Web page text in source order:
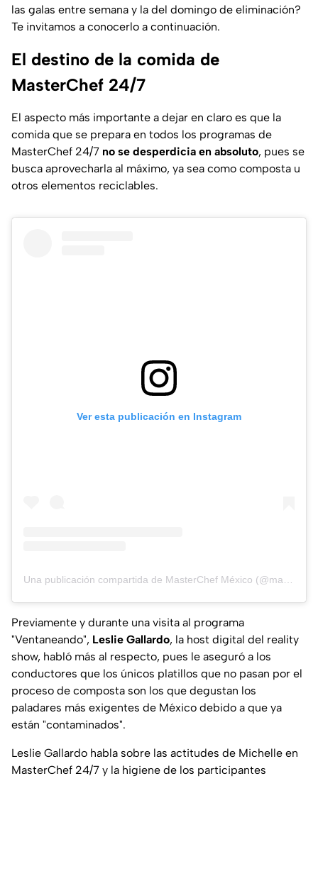
las galas entre semana y la del domingo de eliminación?
Te invitamos a conocerlo a continuación.
El destino de la comida de
MasterChef 24/7
El aspecto más importante a dejar en claro es que la
comida que se prepara en todos los programas de
MasterChef 24/7 no se desperdicia en absoluto, pues se
busca aprovecharla al máximo, ya sea como composta u
otros elementos reciclables.
Ver esta publicación en Instagram
Previamente y durante una visita al programa
"Ventaneando", Leslie Gallardo, la host digital del reality
show, habló más al respecto, pues le aseguró a los
conductores que los únicos platillos que no pasan por el
proceso de composta son los que degustan los
paladares más exigentes de México debido a que ya
están "contaminados".
Leslie Gallardo habla sobre las actitudes de Michelle en
MasterChef 24/7 y la higiene de los participantes